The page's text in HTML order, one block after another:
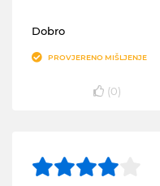
Dobro
PROVJERENO MIŠLJENJE
(0)